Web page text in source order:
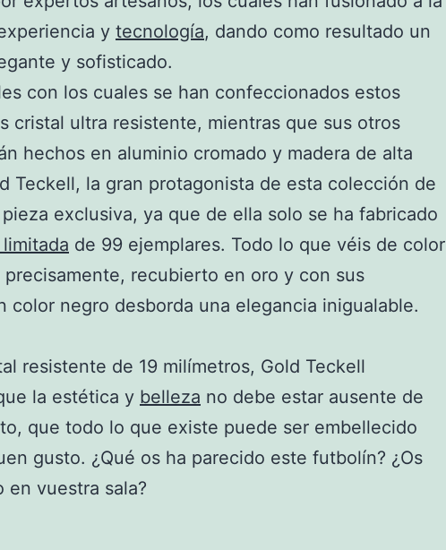
y tecnología, dando como resultado un
y sofisticado.
con los cuales se han confeccionados estos
cristal ultra resistente, mientras que sus otros
hechos en aluminio cromado y madera de alta
Teckell, la gran protagonista de esta colección de
exclusiva, ya que de ella solo se ha fabricado
de 99 ejemplares. Todo lo que véis de color
precisamente, recubierto en oro y con sus
color negro desborda una elegancia inigualable.
resistente de 19 milímetros, Gold Teckell
la estética y belleza no debe estar ausente de
que todo lo que existe puede ser embellecido
gusto. ¿Qué os ha parecido este futbolín? ¿Os
en vuestra sala?